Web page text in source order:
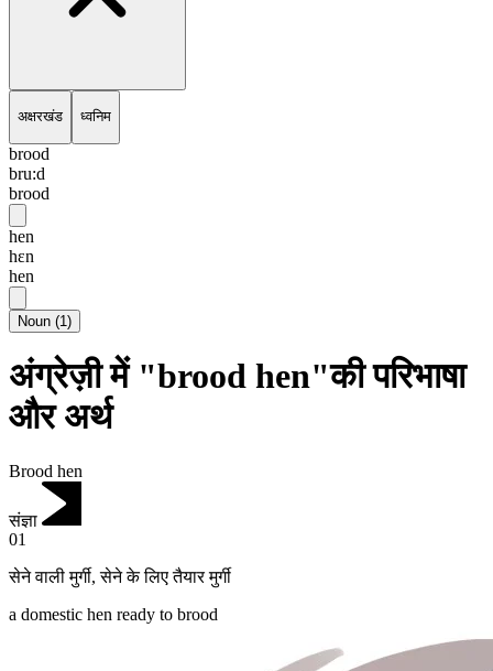
अक्षरखंड ध्वनिम
brood
bru:d
brood
hen
hɛn
hen
Noun (1)
अंग्रेज़ी में "brood hen"की परिभाषा
और अर्थ
Brood hen
संज्ञा
01
सेने वाली मुर्गी,सेने के लिए तैयार मुर्गी
a domestic hen ready to brood